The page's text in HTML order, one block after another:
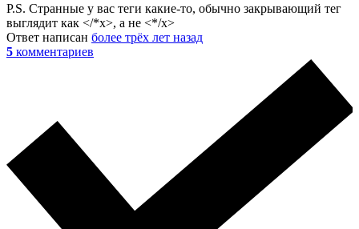
P.S. Странные у вас теги какие-то, обычно закрывающий тег
выглядит как </*x>, а не <*/x>
Ответ написан более трёх лет назад
5 комментариев